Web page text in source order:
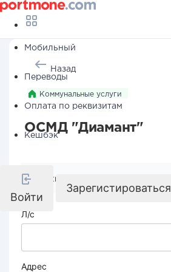
Мобильный
Переводы
Оплата по реквизитам
Кешбэк
Войти
Зарегистироваться
Назад
Коммунальные услуги
ОСМД "Диамант"
Реквизиты компании
Л/с
Адрес